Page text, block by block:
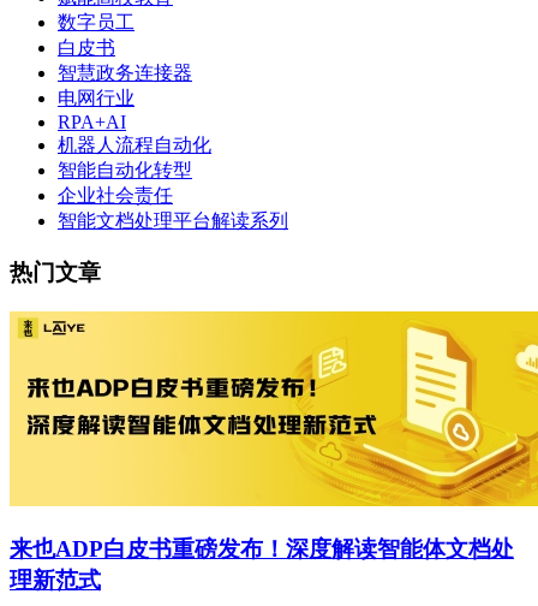
数字员工
白皮书
智慧政务连接器
电网行业
RPA+AI
机器人流程自动化
智能自动化转型
企业社会责任
智能文档处理平台解读系列
热门文章
来也ADP白皮书重磅发布！深度解读智能体文档处
理新范式